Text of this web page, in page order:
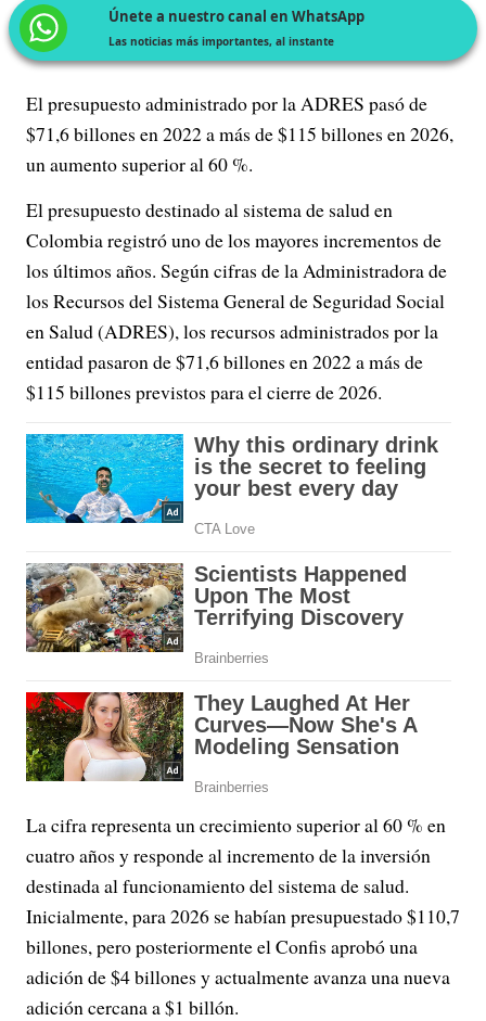
Únete a nuestro canal en WhatsApp
Las noticias más importantes, al instante
El presupuesto administrado por la ADRES pasó de
$71,6 billones en 2022 a más de $115 billones en 2026,
un aumento superior al 60 %.
El presupuesto destinado al sistema de salud en
Colombia registró uno de los mayores incrementos de
los últimos años. Según cifras de la Administradora de
los Recursos del Sistema General de Seguridad Social
en Salud (ADRES), los recursos administrados por la
entidad pasaron de $71,6 billones en 2022 a más de
$115 billones previstos para el cierre de 2026.
La cifra representa un crecimiento superior al 60 % en
cuatro años y responde al incremento de la inversión
destinada al funcionamiento del sistema de salud.
Inicialmente, para 2026 se habían presupuestado $110,7
billones, pero posteriormente el Confis aprobó una
adición de $4 billones y actualmente avanza una nueva
adición cercana a $1 billón.